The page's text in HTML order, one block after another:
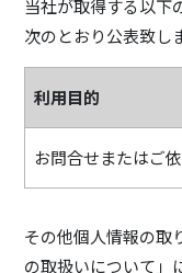
当社が取得する以下
次のとおり公表致し
利用目的
お問合せまたはご
その他個人情報の取
の取扱いについて」